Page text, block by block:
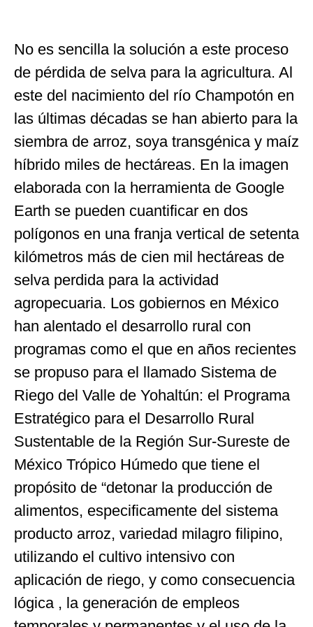
No es sencilla la solución a este proceso
de pérdida de selva para la agricultura. Al
este del nacimiento del río Champotón en
las últimas décadas se han abierto para la
siembra de arroz, soya transgénica y maíz
híbrido miles de hectáreas. En la imagen
elaborada con la herramienta de Google
Earth se pueden cuantificar en dos
polígonos en una franja vertical de setenta
kilómetros más de cien mil hectáreas de
selva perdida para la actividad
agropecuaria. Los gobiernos en México
han alentado el desarrollo rural con
programas como el que en años recientes
se propuso para el llamado Sistema de
Riego del Valle de Yohaltún: el Programa
Estratégico para el Desarrollo Rural
Sustentable de la Región Sur-Sureste de
México Trópico Húmedo que tiene el
propósito de “detonar la producción de
alimentos, especificamente del sistema
producto arroz, variedad milagro filipino,
utilizando el cultivo intensivo con
aplicación de riego, y como consecuencia
lógica , la generación de empleos